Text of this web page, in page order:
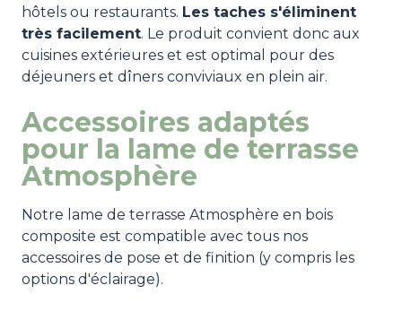
hôtels ou restaurants. Les taches s'éliminent
très facilement. Le produit convient donc aux
cuisines extérieures et est optimal pour des
déjeuners et dîners conviviaux en plein air.
Accessoires adaptés
pour la lame de terrasse
Atmosphère
Notre lame de terrasse Atmosphère en bois
composite est compatible avec tous nos
accessoires de pose et de finition (y compris les
options d'éclairage).